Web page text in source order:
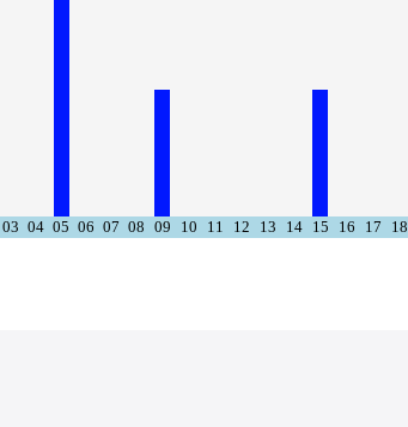
03 04 05 06 07 08 09 10 11 12 13 14 15 16 17 18